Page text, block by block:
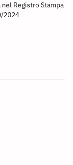
Registro Stampa
2024